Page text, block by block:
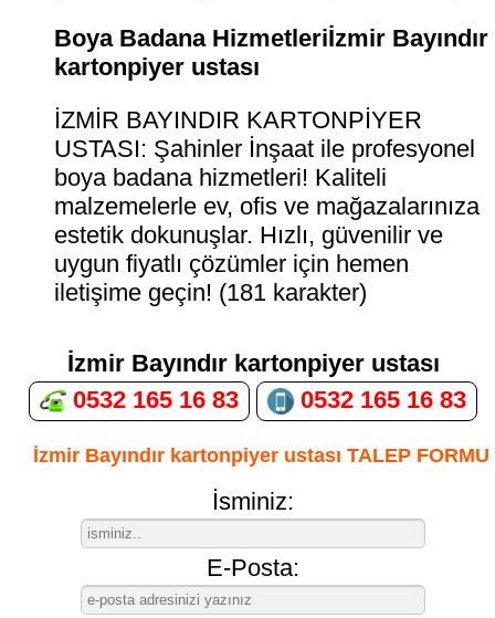
Boya Badana Hizmetleriİzmir Bayındır
kartonpiyer ustası
İZMİR BAYINDIR KARTONPİYER
USTASI: Şahinler İnşaat ile profesyonel
boya badana hizmetleri! Kaliteli
malzemelerle ev, ofis ve mağazalarınıza
estetik dokunuşlar. Hızlı, güvenilir ve
uygun fiyatlı çözümler için hemen
iletişime geçin! (181 karakter)
İzmir Bayındır kartonpiyer ustası
0532 165 16 83
0532 165 16 83
İzmir Bayındır kartonpiyer ustası TALEP FORMU
İsminiz:
E-Posta: